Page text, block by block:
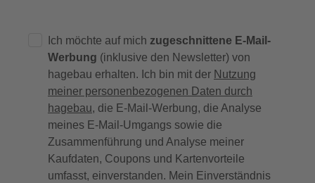
Ich möchte auf mich zugeschnittene E-Mail-
Werbung (inklusive den Newsletter) von
hagebau erhalten. Ich bin mit der Nutzung
meiner personenbezogenen Daten durch
hagebau, die E-Mail-Werbung, die Analyse
meines E-Mail-Umgangs sowie die
Zusammenführung und Analyse meiner
Kaufdaten, Coupons und Kartenvorteile
umfasst, einverstanden. Mein Einverständnis